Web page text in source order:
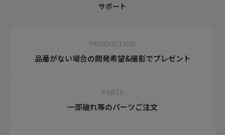
サポート
PRODUCTION
品番がない場合の開発希望&撮影でプレゼント
PARTS
一部破れ等のパーツご注文